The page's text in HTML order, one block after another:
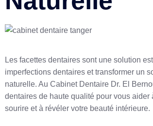
Les facettes dentaires sont une solution
imperfections dentaires et transformer un
naturelle. Au Cabinet Dentaire Dr. El
dentaires de haute qualité pour vous aider
sourire et à révéler votre beauté intérieure.